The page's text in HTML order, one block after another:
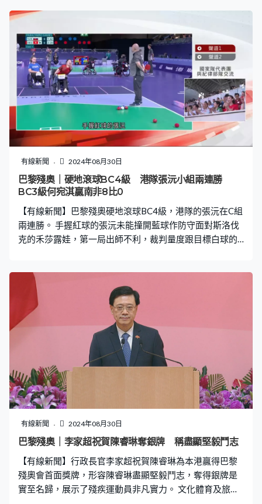
有線新聞 2024年08月30日
巴黎殘奧｜硬地滾球BC4級 港隊張沅小組兩連勝
BC3級何宛淇贏南非8比0
【有線新聞】巴黎殘奧硬地滾球BC4級，港隊的張沅在C組
兩連勝。 手握紅球的張沅未能撞開藍球作防守面對斯洛伐
克的禾莎露娃，第一局出師不利，裁判量度跟目標白球的
3，小組兩連勝。最後一場對泰國的蓬西里，爭取首名出線
八強。 另一港隊代表何宛淇BC3級的B組旗開得勝，面對
南非的佐達安大勝一場。殘障的程度比較嚴重，這個級別
的選手會指示助手調整斜道，用棍將球滾出，助手全程都
要背對球場。用藍球的何宛淇在第3局一口氣撞走對方兩個
紅球，這局連奪4分，最終贏8比0，下一場對巴西的卡拉
有線新聞 2024年08月30日
巴黎殘奧｜李家超祝賀陳睿琳奪銀牌 稱盡顯堅毅鬥志
【有線新聞】行政長官李家超祝賀陳睿琳為本港贏得巴黎
殘奧會首面獎牌，形容陳睿琳盡顯堅毅鬥志，奪得銀牌是
實至名歸，展示了殘疾運動員非凡實力。 文化體育及旅遊